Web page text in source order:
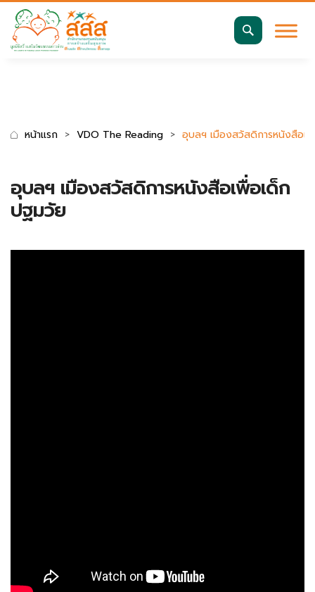
มาตรฐานการเข้าถึงเว็บ WCAG 2.2 AA
หน้าแรก VDO The Reading อุบลฯ เมืองสวัสดิการหนังสือเ
อุบลฯ เมืองสวัสดิการหนังสือเพื่อเด็ก
ปฐมวัย